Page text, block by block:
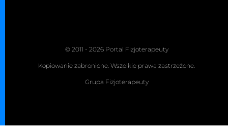
© 2011 - 2026 Portal Fizjoterapeuty
Kopiowanie zabronione. Wszelkie prawa zastrzeżone.
Grupa Fizjoterapeuty